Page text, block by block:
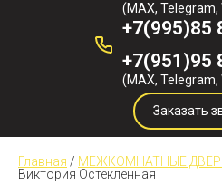
(MAX, Telegram,
+7(995)85
(MAX, Telegram,
+7(951)95
Заказать
Главная / МЕЖКОМНАТНЫЕ
Виктория Остекленная